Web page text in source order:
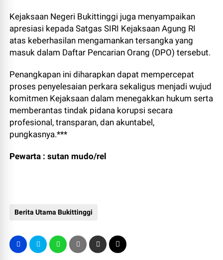
Kejaksaan Negeri Bukittinggi juga menyampaikan
apresiasi kepada Satgas SIRI Kejaksaan Agung RI
atas keberhasilan mengamankan tersangka yang
masuk dalam Daftar Pencarian Orang (DPO) tersebut.
Penangkapan ini diharapkan dapat mempercepat
proses penyelesaian perkara sekaligus menjadi wujud
komitmen Kejaksaan dalam menegakkan hukum serta
memberantas tindak pidana korupsi secara
profesional, transparan, dan akuntabel,
pungkasnya.***
Pewarta : sutan mudo/rel
Berita Utama Bukittinggi